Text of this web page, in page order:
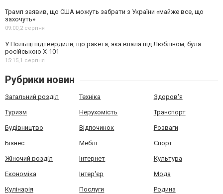
Трамп заявив, що США можуть забрати з України «майже все, що
захочуть»
09:00,2 серпня
У Польщі підтвердили, що ракета, яка впала під Любліном, була
російською Х-101
15:15,1 серпня
Рубрики новин
Загальний розділ Техніка Здоров'я
Туризм Нерухомість Транспорт
Будівництво Відпочинок Розваги
Бізнес Меблі Спорт
Жіночий розділ Інтернет Культура
Економіка Інтер'єр Мода
Кулінарія Послуги Родина